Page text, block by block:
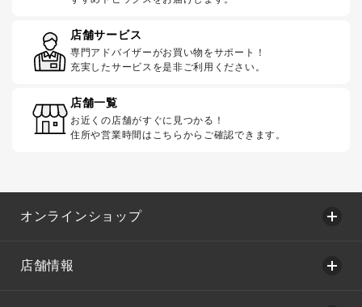
店舗サービス
専門アドバイザーがお買い物をサポート！
充実したサービスを是非ご利用ください。
店舗一覧
お近くの店舗がすぐに見つかる！
住所や営業時間はこちらからご確認できます。
オンラインショップ
店舗情報